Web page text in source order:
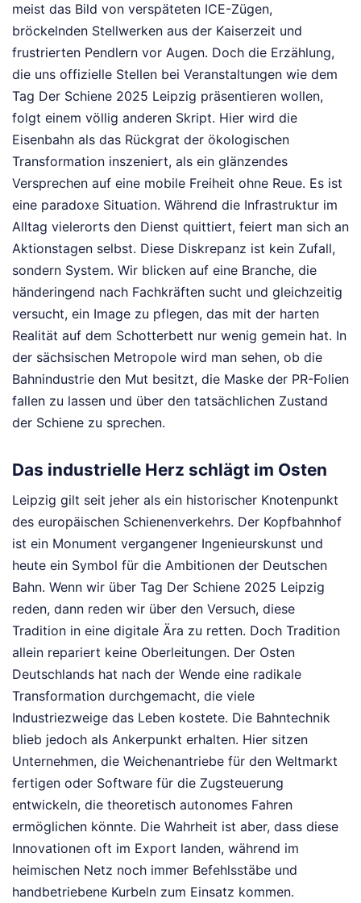
meist das Bild von verspäteten ICE-Zügen,
bröckelnden Stellwerken aus der Kaiserzeit und
frustrierten Pendlern vor Augen. Doch die Erzählung,
die uns offizielle Stellen bei Veranstaltungen wie dem
Tag Der Schiene 2025 Leipzig präsentieren wollen,
folgt einem völlig anderen Skript. Hier wird die
Eisenbahn als das Rückgrat der ökologischen
Transformation inszeniert, als ein glänzendes
Versprechen auf eine mobile Freiheit ohne Reue. Es ist
eine paradoxe Situation. Während die Infrastruktur im
Alltag vielerorts den Dienst quittiert, feiert man sich an
Aktionstagen selbst. Diese Diskrepanz ist kein Zufall,
sondern System. Wir blicken auf eine Branche, die
händeringend nach Fachkräften sucht und gleichzeitig
versucht, ein Image zu pflegen, das mit der harten
Realität auf dem Schotterbett nur wenig gemein hat. In
der sächsischen Metropole wird man sehen, ob die
Bahnindustrie den Mut besitzt, die Maske der PR-Folien
fallen zu lassen und über den tatsächlichen Zustand
der Schiene zu sprechen.
Das industrielle Herz schlägt im Osten
Leipzig gilt seit jeher als ein historischer Knotenpunkt
des europäischen Schienenverkehrs. Der Kopfbahnhof
ist ein Monument vergangener Ingenieurskunst und
heute ein Symbol für die Ambitionen der Deutschen
Bahn. Wenn wir über Tag Der Schiene 2025 Leipzig
reden, dann reden wir über den Versuch, diese
Tradition in eine digitale Ära zu retten. Doch Tradition
allein repariert keine Oberleitungen. Der Osten
Deutschlands hat nach der Wende eine radikale
Transformation durchgemacht, die viele
Industriezweige das Leben kostete. Die Bahntechnik
blieb jedoch als Ankerpunkt erhalten. Hier sitzen
Unternehmen, die Weichenantriebe für den Weltmarkt
fertigen oder Software für die Zugsteuerung
entwickeln, die theoretisch autonomes Fahren
ermöglichen könnte. Die Wahrheit ist aber, dass diese
Innovationen oft im Export landen, während im
heimischen Netz noch immer Befehlsstäbe und
handbetriebene Kurbeln zum Einsatz kommen.